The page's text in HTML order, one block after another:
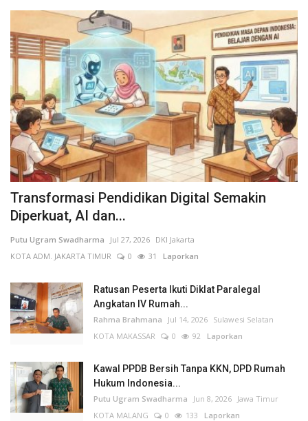
Transformasi Pendidikan Digital Semakin
Diperkuat, AI dan...
Putu Ugram Swadharma Jul 27, 2026 DKI Jakarta
KOTA ADM. JAKARTA TIMUR
0 31 Laporkan
Ratusan Peserta Ikuti Diklat Paralegal
Angkatan IV Rumah...
Rahma Brahmana Jul 14, 2026 Sulawesi Selatan
KOTA MAKASSAR
0 92 Laporkan
Kawal PPDB Bersih Tanpa KKN, DPD Rumah
Hukum Indonesia...
Putu Ugram Swadharma Jun 8, 2026 Jawa Timur
KOTA MALANG
0 133 Laporkan